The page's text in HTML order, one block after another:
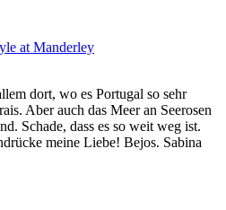
at Manderley
dort, wo es Portugal so sehr
Aber auch das Meer an Seerosen
Schade, dass es so weit weg ist.
meine Liebe! Bejos. Sabina